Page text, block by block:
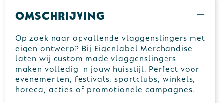
Omschrijving
Op zoek naar opvallende vlaggenslingers met
eigen ontwerp? Bij Eigenlabel Merchandise
laten wij custom made vlaggenslingers
maken volledig in jouw huisstijl. Perfect voor
evenementen, festivals, sportclubs, winkels,
horeca, acties of promotionele campagnes.